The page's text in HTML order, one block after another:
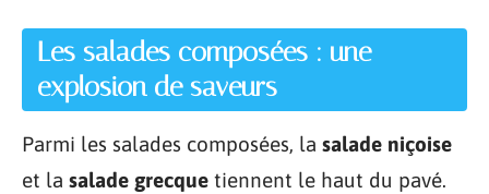
Les salades composées : une
explosion de saveurs
Parmi les salades composées, la salade niçoise
et la salade grecque tiennent le haut du pavé.